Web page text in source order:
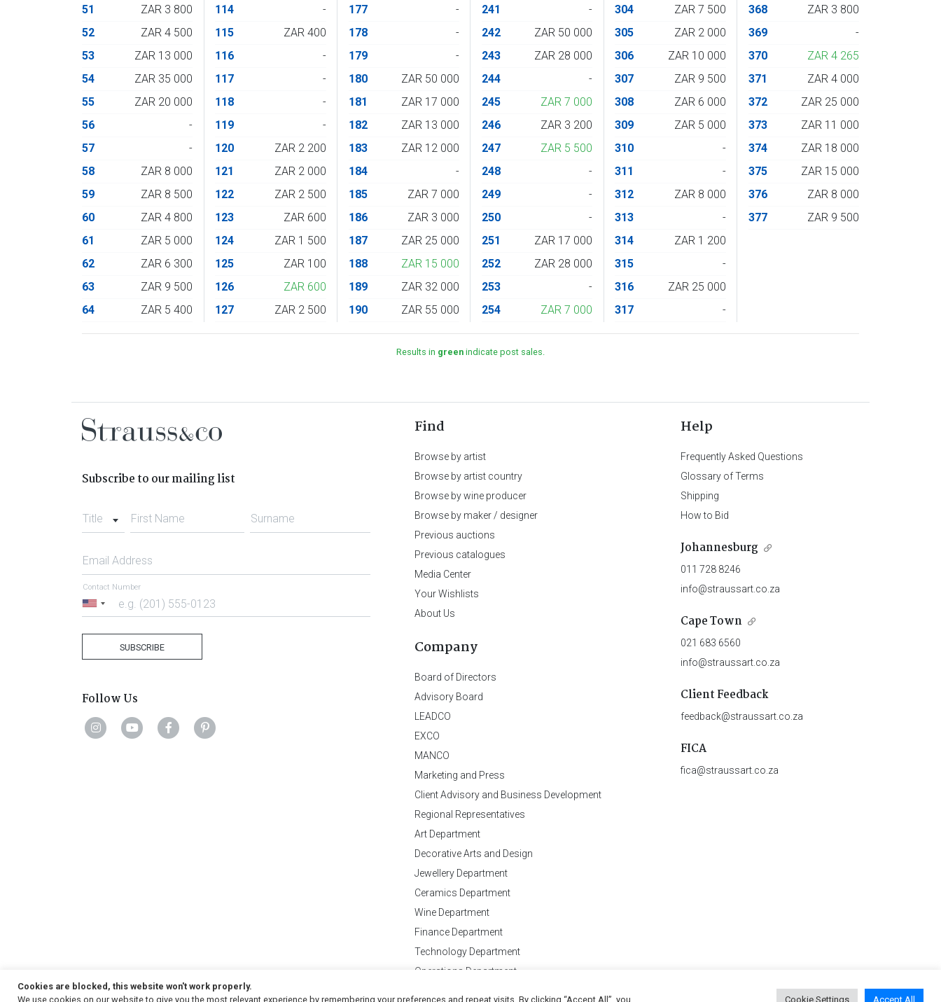
51
ZAR 3 800
52
ZAR 4 500
53
ZAR 13 000
54
ZAR 35 000
55
ZAR 20 000
56
-
57
-
58
ZAR 8 000
59
ZAR 8 500
60
ZAR 4 800
61
ZAR 5 000
62
ZAR 6 300
63
ZAR 9 500
64
ZAR 5 400
114
-
115
ZAR 400
116
-
117
-
118
-
119
-
120
ZAR 2 200
121
ZAR 2 000
122
ZAR 2 500
123
ZAR 600
124
ZAR 1 500
125
ZAR 100
126
ZAR 600
127
ZAR 2 500
177
-
178
-
179
-
180
ZAR 50 000
181
ZAR 17 000
182
ZAR 13 000
183
ZAR 12 000
184
-
185
ZAR 7 000
186
ZAR 3 000
187
ZAR 25 000
188
ZAR 15 000
189
ZAR 32 000
190
ZAR 55 000
241
-
242
ZAR 50 000
243
ZAR 28 000
244
-
245
ZAR 7 000
246
ZAR 3 200
247
ZAR 5 500
248
-
249
-
250
-
251
ZAR 17 000
252
ZAR 28 000
253
-
254
ZAR 7 000
304
ZAR 7 500
305
ZAR 2 000
306
ZAR 10 000
307
ZAR 9 500
308
ZAR 6 000
309
ZAR 5 000
310
-
311
-
312
ZAR 8 000
313
-
314
ZAR 1 200
315
-
316
ZAR 25 000
317
-
368
ZAR 3 800
369
-
370
ZAR 4 265
371
ZAR 4 000
372
ZAR 25 000
373
ZAR 11 000
374
ZAR 18 000
375
ZAR 15 000
376
ZAR 8 000
377
ZAR 9 500
Results in green indicate post sales.
Subscribe to our mailing list
Title First Name Surname
Email Address
United
Contact Number
SUBSCRIBE
Follow Us
Find
Browse by artist
Browse by artist country
Browse by wine producer
Browse by maker / designer
Previous auctions
Previous catalogues
Media Center
Your Wishlists
About Us
Company
Board of Directors
Advisory Board
LEADCO
EXCO
MANCO
Marketing and Press
Client Advisory and Business Development
Regional Representatives
Art Department
Decorative Arts and Design
Jewellery Department
Ceramics Department
Wine Department
Finance Department
Technology Department
Operations Department
Help
Frequently Asked Questions
Glossary of Terms
Shipping
How to Bid
Johannesburg
011 728 8246
info@straussart.co.za
Cape Town
021 683 6560
info@straussart.co.za
Client Feedback
feedback@straussart.co.za
FICA
fica@straussart.co.za
Cookies are blocked, this website won't work properly.
We use cookies on our website to give you the most relevant experience by remembering your preferences and repeat visits. By clicking “Accept All”, you
Cookie Settings Accept All